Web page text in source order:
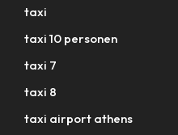
taxi
taxi 10 personen
taxi 7
taxi 8
taxi airport athens